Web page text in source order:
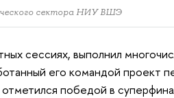
сектора НИУ ВШЭ
сессиях, выполнил
его командой проект
победой в